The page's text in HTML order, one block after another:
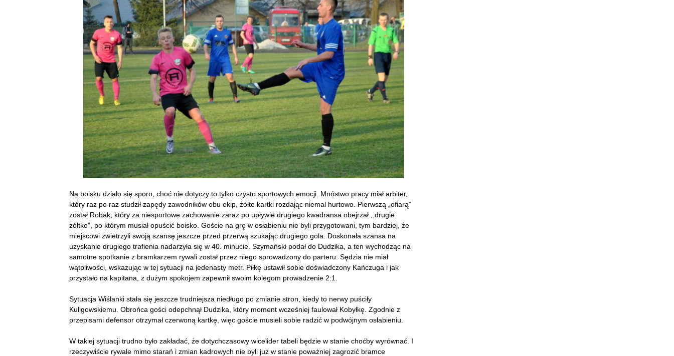
Na boisku działo się sporo, choć nie dotyczy to tylko czysto sportowych emocji. Mnóstwo pracy miał arbiter,
który raz po raz studził zapędy zawodników obu ekip, żółte kartki rozdając niemal hurtowo. Pierwszą „ofiarą”
został Robak, który za niesportowe zachowanie zaraz po upływie drugiego kwadransa obejrzał ,,drugie
żółtko”, po którym musiał opuścić boisko. Goście na grę w osłabieniu nie byli przygotowani, tym bardziej, że
miejscowi zwietrzyli swoją szansę jeszcze przed przerwą szukając drugiego gola. Doskonała szansa na
uzyskanie drugiego trafienia nadarzyła się w 40. minucie. Szymański podał do Dudzika, a ten wychodząc na
samotne spotkanie z bramkarzem rywali został przez niego sprowadzony do parteru. Sędzia nie miał
wątpliwości, wskazując w tej sytuacji na jedenasty metr. Piłkę ustawił sobie doświadczony Kańczuga i jak
przystało na kapitana, z dużym spokojem zapewnił swoim kolegom prowadzenie 2:1.
Sytuacja Wiślanki stała się jeszcze trudniejsza niedługo po zmianie stron, kiedy to nerwy puściły
Kuligowskiemu. Obrońca gości odepchnął Dudzika, który moment wcześniej faulował Kobyłkę. Zgodnie z
przepisami defensor otrzymał czerwoną kartkę, więc goście musieli sobie radzić w podwójnym osłabieniu.
W takiej sytuacji trudno było zakładać, że dotychczasowy wicelider tabeli będzie w stanie choćby wyrównać. I
rzeczywiście rywale mimo starań i zmian kadrowych nie byli już w stanie poważniej zagrozić bramce